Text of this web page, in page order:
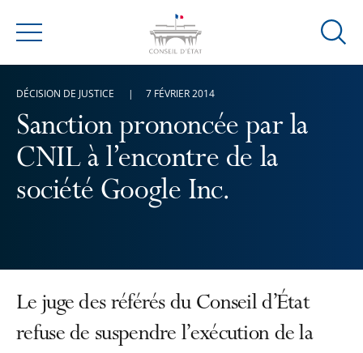
Menu
Ouvrir
Sanction prononcée par la
CNIL à l’encontre de la
société Google Inc.
DÉCISION DE JUSTICE 7 FÉVRIER 2014
Le juge des référés du Conseil d’État
refuse de suspendre l’exécution de la